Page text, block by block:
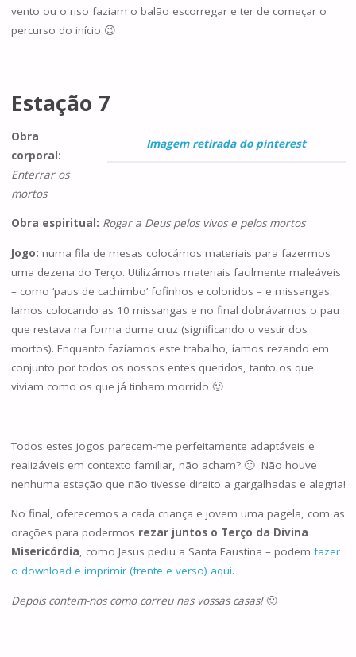
vento ou o riso faziam o balão escorregar e ter de começar o
percurso do início 😉
Estação 7
Imagem retirada do pinterest
Obra
corporal:
Enterrar os
mortos
Obra espiritual: Rogar a Deus pelos vivos e pelos mortos
Jogo: numa fila de mesas colocámos materiais para fazermos
uma dezena do Terço. Utilizámos materiais facilmente maleáveis
– como ‘paus de cachimbo’ fofinhos e coloridos – e missangas.
Iamos colocando as 10 missangas e no final dobrávamos o pau
que restava na forma duma cruz (significando o vestir dos
mortos). Enquanto fazíamos este trabalho, íamos rezando em
conjunto por todos os nossos entes queridos, tanto os que
viviam como os que já tinham morrido 🙂
Todos estes jogos parecem-me perfeitamente adaptáveis e
realizáveis em contexto familiar, não acham? 🙂 Não houve
nenhuma estação que não tivesse direito a gargalhadas e alegria!
No final, oferecemos a cada criança e jovem uma pagela, com as
orações para podermos rezar juntos o Terço da Divina
Misericórdia, como Jesus pediu a Santa Faustina – podem fazer
o download e imprimir (frente e verso) aqui.
Depois contem-nos como correu nas vossas casas!🙂